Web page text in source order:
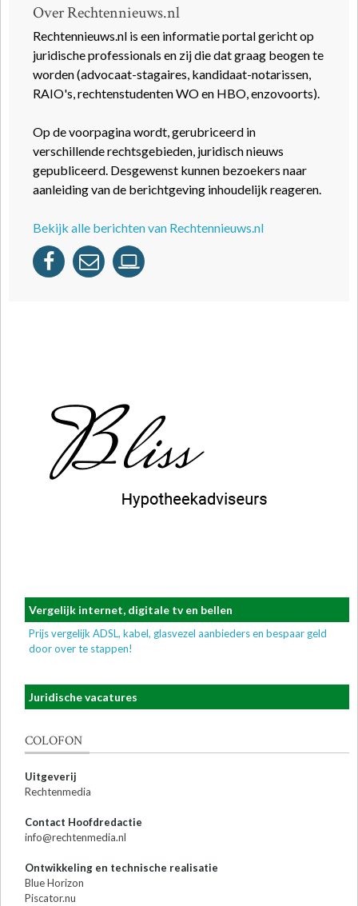
Over Rechtennieuws.nl
Rechtennieuws.nl is een informatie portal gericht op
juridische professionals en zij die dat graag beogen te
worden (advocaat-stagaires, kandidaat-notarissen,
RAIO's, rechtenstudenten WO en HBO, enzovoorts).
Op de voorpagina wordt, gerubriceerd in
verschillende rechtsgebieden, juridisch nieuws
gepubliceerd. Desgewenst kunnen bezoekers naar
aanleiding van de berichtgeving inhoudelijk reageren.
Bekijk alle berichten van Rechtennieuws.nl
Vergelijk internet, digitale tv en bellen
Prijs vergelijk ADSL, kabel, glasvezel aanbieders en bespaar geld
door over te stappen!
Juridische vacatures
COLOFON
Uitgeverij
Rechtenmedia
Contact Hoofdredactie
info@rechtenmedia.nl
Ontwikkeling en technische realisatie
Blue Horizon
Piscator.nu